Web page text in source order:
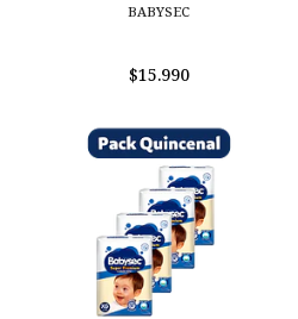
BABYSEC
$15.990